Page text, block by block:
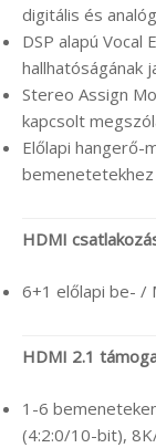
digitális és
DSP alapú Vocal
hallhatóságának
Stereo Assign
kapcsolt
Előlapi hangerő-
bemenetetekhez
HDMI
6+1 előlapi be- /
HDMI 2.1
1-6
(4:2:0/10-bit),